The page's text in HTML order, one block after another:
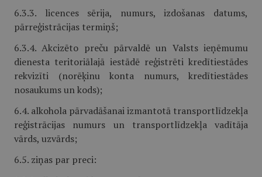
6.3.3. licences sērija, numurs, izdošanas datums,
pārreģistrācijas termiņš;
6.3.4. Akcizēto preču pārvaldē un Valsts ieņēmumu
dienesta teritoriālajā iestādē reģistrēti kredītiestādes
rekvizīti (norēķinu konta numurs, kredītiestādes
nosaukums un kods);
6.4. alkohola pārvadāšanai izmantotā transportlīdzekļa
reģistrācijas numurs un transportlīdzekļa vadītāja
vārds, uzvārds;
6.5. ziņas par preci: